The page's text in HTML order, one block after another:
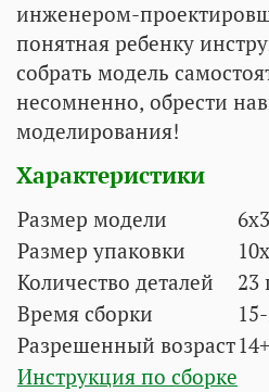
инженером-
понятная ребенку
собрать модель
несомненно, обрести
моделирования!
Характеристики
Размер модели
Размер упаковки
Количество деталей
23
Время сборки
Разрешенный возраст14+
Инструкция по сборке